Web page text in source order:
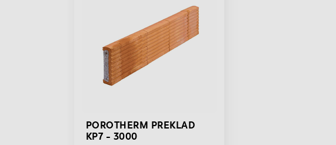
POROTHERM PREKLAD
KP7 - 3000